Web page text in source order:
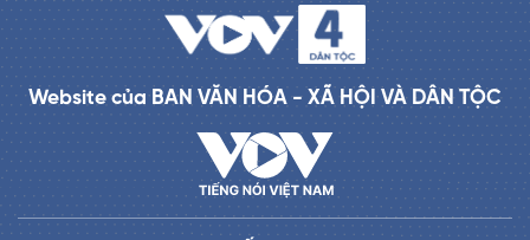
Website của BAN VĂN HÓA - XÃ HỘI VÀ DÂN TỘC